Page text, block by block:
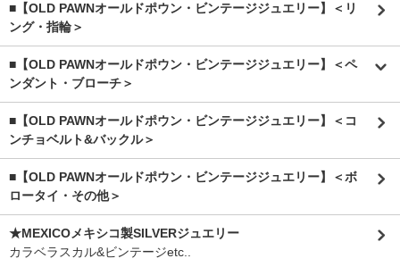
■【OLD PAWNオールドポウン・ビンテージジュエリー】＜リ
ング・指輪＞
■【OLD PAWNオールドポウン・ビンテージジュエリー】＜ペ
ンダント・ブローチ＞
■【OLD PAWNオールドポウン・ビンテージジュエリー】＜コ
ンチョベルト&バックル＞
■【OLD PAWNオールドポウン・ビンテージジュエリー】＜ボ
ロータイ・その他＞
★MEXICOメキシコ製SILVERジュエリー
カラベラスカル&ビンテージetc..